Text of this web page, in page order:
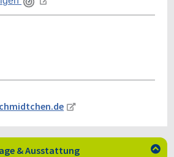
& Ausstattung 